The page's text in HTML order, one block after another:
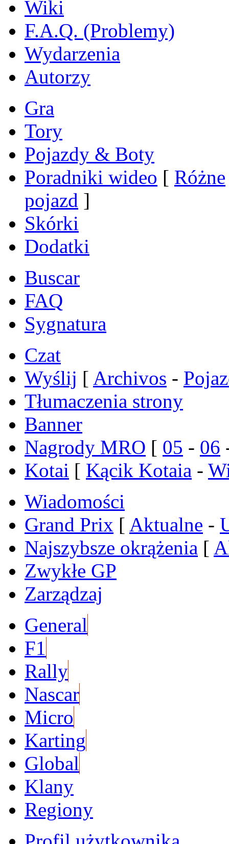
Wiki
F.A.Q. (Problemy)
Wydarzenia
Autorzy
Gra
Tory
Pojazdy & Boty
Poradniki wideo [ Różne
pojazd ]
Skórki
Dodatki
Buscar
FAQ
Sygnatura
Czat
Wyślij [ Archivos -
Tłumaczenia strony
Banner
Nagrody MRO [ 05 - 06
Kotai [ Kącik Kotaia -
Wiadomości
Grand Prix [ Aktualne -
Najszybsze okrążenia [
Zwykłe GP
Zarządzaj
General
F1
Rally
Nascar
Micro
Karting
Global
Klany
Regiony